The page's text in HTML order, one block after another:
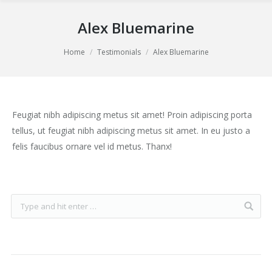
Alex Bluemarine
Home Testimonials Alex Bluemarine
Feugiat nibh adipiscing metus sit amet! Proin adipiscing porta
tellus, ut feugiat nibh adipiscing metus sit amet. In eu justo a
felis faucibus ornare vel id metus. Thanx!